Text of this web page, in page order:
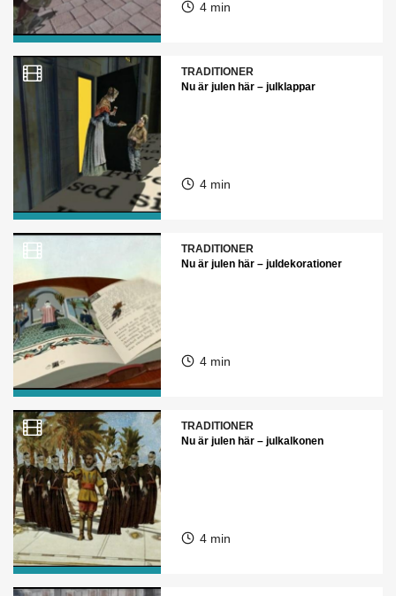
4 min
TRADITIONER
Nu är julen här – julklappar
4 min
TRADITIONER
Nu är julen här – juldekorationer
4 min
TRADITIONER
Nu är julen här – julkalkonen
4 min